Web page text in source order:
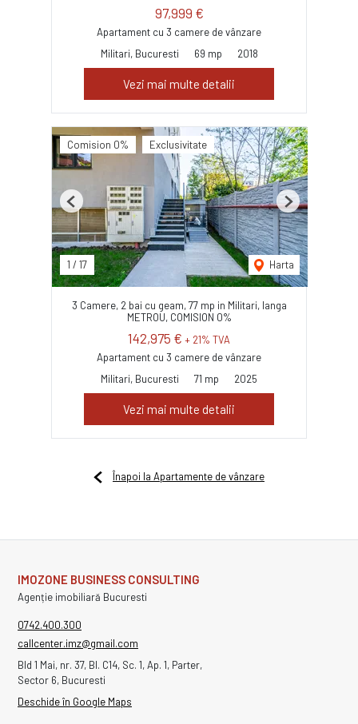
97,999 €
Apartament cu 3 camere de vânzare
Militari, Bucuresti
69 mp 2018
Vezi mai multe detalii
Comision 0% Exclusivitate
1 / 17 Harta
Previous Next
3 Camere, 2 bai cu geam, 77 mp in Militari, langa
METROU, COMISION 0%
142,975 € + 21% TVA
Apartament cu 3 camere de vânzare
Militari, Bucuresti
71 mp 2025
Vezi mai multe detalii
Înapoi la Apartamente de vânzare
IMOZONE BUSINESS CONSULTING
Agenție imobiliară Bucuresti
0742.400.300
callcenter.imz@gmail.com
Bld 1 Mai, nr. 37, Bl. C14, Sc. 1, Ap. 1, Parter,
Sector 6, Bucuresti
Deschide în Google Maps